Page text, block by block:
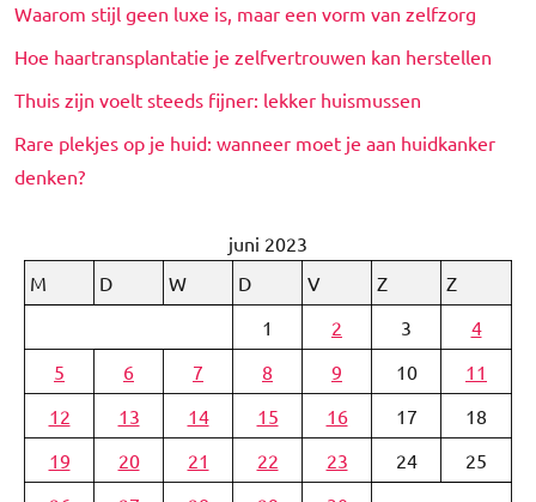
Waarom stijl geen luxe is, maar een vorm van zelfzorg
Hoe haartransplantatie je zelfvertrouwen kan herstellen
Thuis zijn voelt steeds fijner: lekker huismussen
Rare plekjes op je huid: wanneer moet je aan huidkanker
denken?
juni 2023
M
D W D V Z
Z
1
2 3
4
5
6 7 8 9 10
11
12
13 14 15 16 17
18
19
20 21 22 23 24
25